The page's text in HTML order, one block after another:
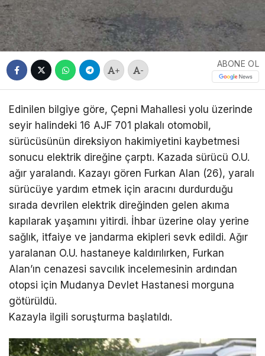
+ -
ABONE OL
Edinilen bilgiye göre, Çepni Mahallesi yolu üzerinde
seyir halindeki 16 AJF 701 plakalı otomobil,
sürücüsünün direksiyon hakimiyetini kaybetmesi
sonucu elektrik direğine çarptı. Kazada sürücü O.U.
ağır yaralandı. Kazayı gören Furkan Alan (26), yaralı
sürücüye yardım etmek için aracını durdurduğu
sırada devrilen elektrik direğinden gelen akıma
kapılarak yaşamını yitirdi. İhbar üzerine olay yerine
sağlık, itfaiye ve jandarma ekipleri sevk edildi. Ağır
yaralanan O.U. hastaneye kaldırılırken, Furkan
Alan’ın cenazesi savcılık incelemesinin ardından
otopsi için Mudanya Devlet Hastanesi morguna
götürüldü.
Kazayla ilgili soruşturma başlatıldı.